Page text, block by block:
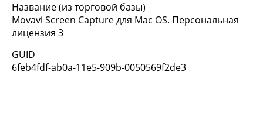
Название (из торговой базы)
Movavi Screen Capture для Mac OS. Персональная
лицензия 3
GUID
6feb4fdf-ab0a-11e5-909b-0050569f2de3